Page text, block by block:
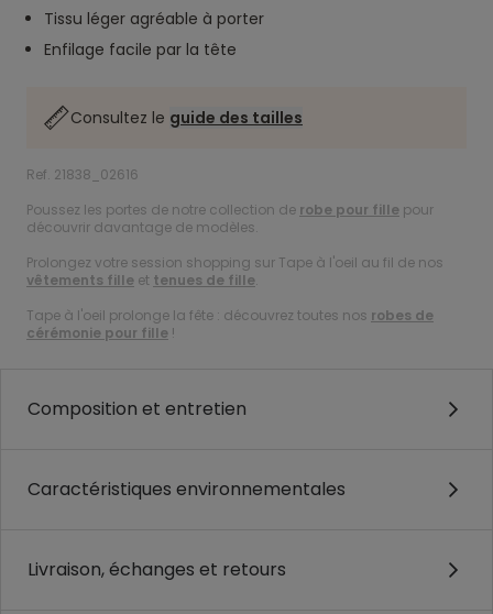
Tissu léger agréable à porter
Enfilage facile par la tête
Consultez le guide des tailles
Ref. 21838_02616
Poussez les portes de notre collection de robe pour fille pour
découvrir davantage de modèles.
Prolongez votre session shopping sur Tape à l'oeil au fil de nos
vêtements fille et tenues de fille.
Tape à l'oeil prolonge la fête : découvrez toutes nos robes de
cérémonie pour fille !
Composition et entretien
Caractéristiques environnementales
Livraison, échanges et retours